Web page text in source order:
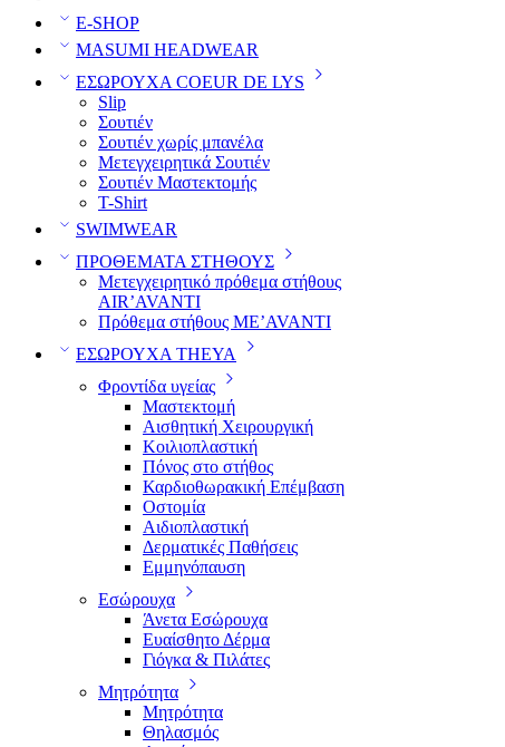
E-SHOP
MASUMI HEADWEAR
ΕΣΩΡΟΥΧΑ COEUR DE LYS
Slip
Σουτιέν
Σουτιέν χωρίς μπανέλα
Μετεγχειρητικά Σουτιέν
Σουτιέν Μαστεκτομής
T-Shirt
SWIMWEAR
ΠΡΟΘΕΜΑΤΑ ΣΤΗΘΟΥΣ
Μετεγχειρητικό πρόθεμα στήθους
AIR’AVANTI
Πρόθεμα στήθους ME’AVANTI
ΕΣΩΡΟΥΧΑ THEYA
Φροντίδα υγείας
Μαστεκτομή
Αισθητική Χειρουργική
Κοιλιοπλαστική
Πόνος στο στήθος
Καρδιοθωρακική Επέμβαση
Οστομία
Αιδιοπλαστική
Δερματικές Παθήσεις
Εμμηνόπαυση
Εσώρουχα
Άνετα Εσώρουχα
Ευαίσθητο Δέρμα
Γιόγκα & Πιλάτες
Μητρότητα
Μητρότητα
Θηλασμός